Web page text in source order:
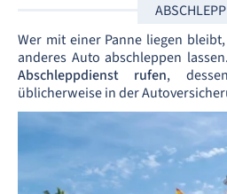
Wer mit einer Panne liegen
anderes Auto abschleppen
Abschleppdienst rufen,
üblicherweise in der